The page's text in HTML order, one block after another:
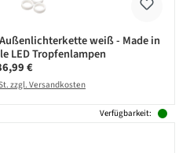
weiß - Made in
LED Tropfenlampen
Preis:
€
zzgl. Versandkosten
Verfügbarkeit: